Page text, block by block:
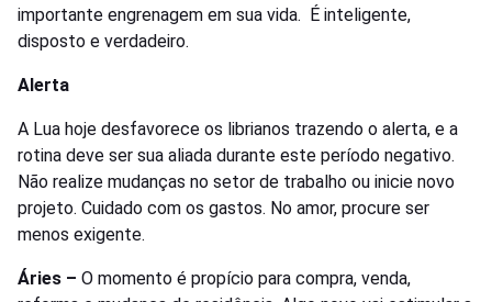
importante engrenagem em sua vida. É inteligente,
disposto e verdadeiro.
Alerta
A Lua hoje desfavorece os librianos trazendo o alerta, e a
rotina deve ser sua aliada durante este período negativo.
Não realize mudanças no setor de trabalho ou inicie novo
projeto. Cuidado com os gastos. No amor, procure ser
menos exigente.
Áries – O momento é propício para compra, venda,